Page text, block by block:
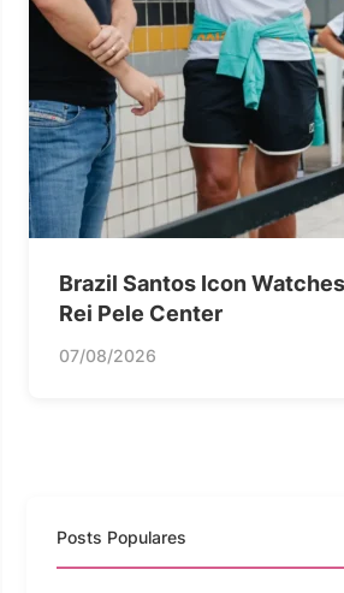
Brazil Santos Icon
Rei Pele Center
07/08/2026
Posts Populares